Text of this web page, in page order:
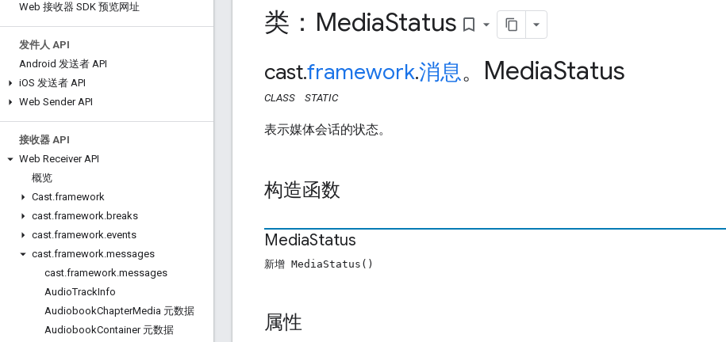
Web 接收器 SDK 预览网址
发件人 API
Android 发送者 API
iOS 发送者 API
Web Sender API
接收器 API
Web Receiver API
概览
Cast.framework
cast.framework.breaks
cast.framework.events
cast.framework.messages
cast.framework.messages
AudioTrackInfo
AudiobookChapterMedia 元数据
AudiobookContainer 元数据
类：MediaStatus bookmark_border
cast.framework.消息。 MediaStatus
CLASS STATIC
表示媒体会话的状态。
构造函数
MediaStatus
新增 MediaStatus()
属性